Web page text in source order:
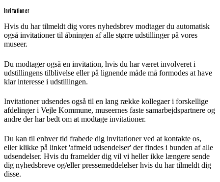
Invitationer
Hvis du har tilmeldt dig vores nyhedsbrev modtager du automatisk
også invitationer til åbningen af alle større udstillinger på vores
museer.
Du modtager også en invitation, hvis du har været involveret i
udstillingens tilblivelse eller på lignende måde må formodes at have
klar interesse i udstillingen.
Invitationer udsendes også til en lang række kollegaer i forskellige
afdelinger i Vejle Kommune, museernes faste samarbejdspartnere og
andre der har bedt om at modtage invitationer.
Du kan til enhver tid frabede dig invitationer ved at kontakte os,
eller klikke på linket 'afmeld udsendelser' der findes i bunden af alle
udsendelser. Hvis du framelder dig vil vi heller ikke længere sende
dig nyhedsbreve og/eller pressemeddelelser hvis du har tilmeldt dig
disse.